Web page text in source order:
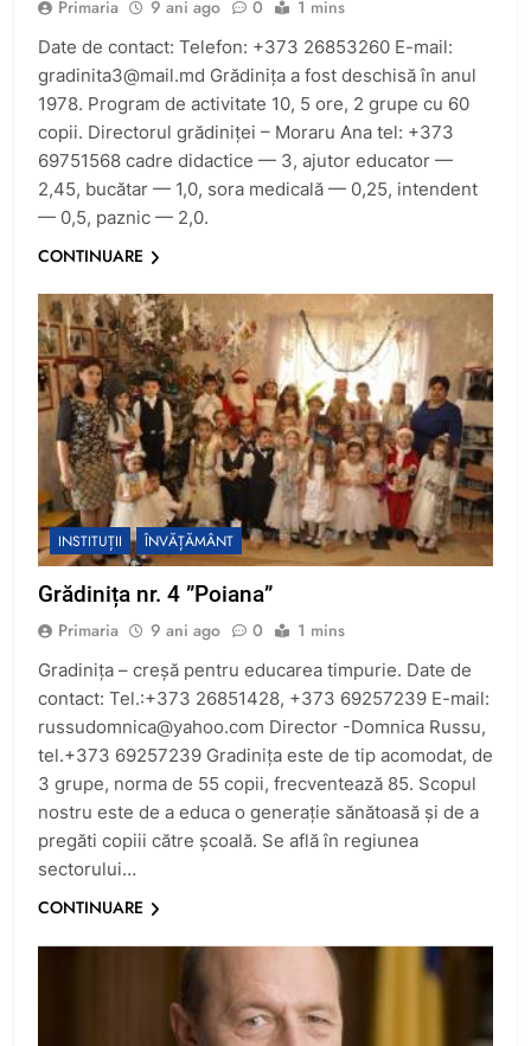
Primaria 9 ani ago 0 1 mins
Date de contact: Telefon: +373 26853260 E-mail:
gradinita3@mail.md Grădinița a fost deschisă în anul
1978. Program de activitate 10, 5 ore, 2 grupe cu 60
copii. Directorul grădiniței – Moraru Ana tel: +373
69751568 cadre didactice — 3, ajutor educator —
2,45, bucătar — 1,0, sora medicală — 0,25, intendent
— 0,5, paznic — 2,0.
CONTINUARE
INSTITUȚII ÎNVĂȚĂMÂNT
Grădinița nr. 4 ”Poiana”
Primaria 9 ani ago 0 1 mins
Gradinița – creșă pentru educarea timpurie. Date de
contact: Tel.:+373 26851428, +373 69257239 E-mail:
russudomnica@yahoo.com Director -Domnica Russu,
tel.+373 69257239 Gradinița este de tip acomodat, de
3 grupe, norma de 55 copii, frecventează 85. Scopul
nostru este de a educa o generație sănătoasă și de a
pregăti copiii către școală. Se află în regiunea
sectorului…
CONTINUARE